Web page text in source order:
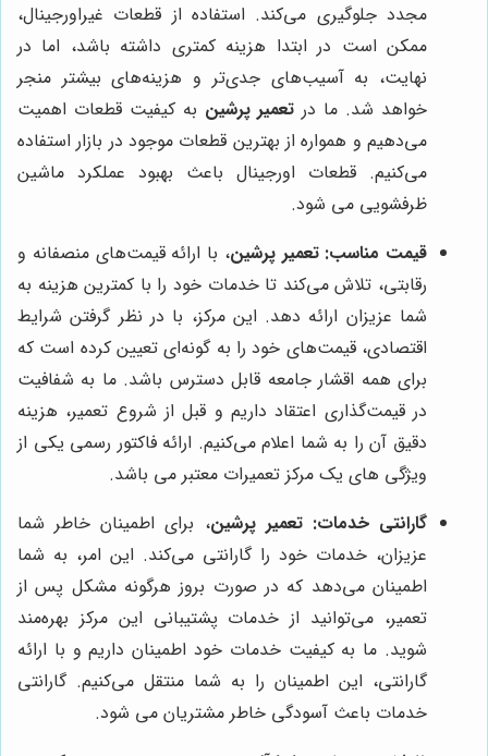
مجدد جلوگیری می‌کند. استفاده از قطعات غیراورجینال،
ممکن است در ابتدا هزینه کمتری داشته باشد، اما در
نهایت، به آسیب‌های جدی‌تر و هزینه‌های بیشتر منجر
خواهد شد. ما در تعمیر پرشین به کیفیت قطعات اهمیت
می‌دهیم و همواره از بهترین قطعات موجود در بازار استفاده
می‌کنیم. قطعات اورجینال باعث بهبود عملکرد ماشین
ظرفشویی می شود.
قیمت مناسب: تعمیر پرشین، با ارائه قیمت‌های منصفانه و
رقابتی، تلاش می‌کند تا خدمات خود را با کمترین هزینه به
شما عزیزان ارائه دهد. این مرکز، با در نظر گرفتن شرایط
اقتصادی، قیمت‌های خود را به گونه‌ای تعیین کرده است که
برای همه اقشار جامعه قابل دسترس باشد. ما به شفافیت
در قیمت‌گذاری اعتقاد داریم و قبل از شروع تعمیر، هزینه
دقیق آن را به شما اعلام می‌کنیم. ارائه فاکتور رسمی یکی از
ویژگی های یک مرکز تعمیرات معتبر می باشد.
گارانتی خدمات: تعمیر پرشین، برای اطمینان خاطر شما
عزیزان، خدمات خود را گارانتی می‌کند. این امر، به شما
اطمینان می‌دهد که در صورت بروز هرگونه مشکل پس از
تعمیر، می‌توانید از خدمات پشتیبانی این مرکز بهره‌مند
شوید. ما به کیفیت خدمات خود اطمینان داریم و با ارائه
گارانتی، این اطمینان را به شما منتقل می‌کنیم. گارانتی
خدمات باعث آسودگی خاطر مشتریان می شود.